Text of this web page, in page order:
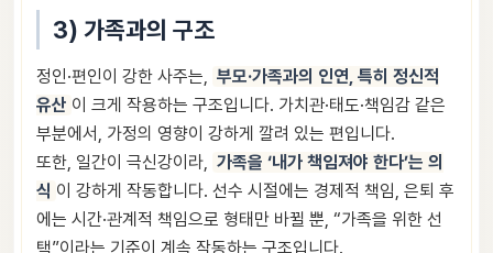
3) 가족과의 구조
정인·편인이 강한 사주는, 부모·가족과의 인연, 특히 정신적
유산 이 크게 작용하는 구조입니다. 가치관·태도·책임감 같은
부분에서, 가정의 영향이 강하게 깔려 있는 편입니다.
또한, 일간이 극신강이라, 가족을 ‘내가 책임져야 한다’는 의
식 이 강하게 작동합니다. 선수 시절에는 경제적 책임, 은퇴 후
에는 시간·관계적 책임으로 형태만 바뀔 뿐, “가족을 위한 선
택”이라는 기준이 계속 작동하는 구조입니다.